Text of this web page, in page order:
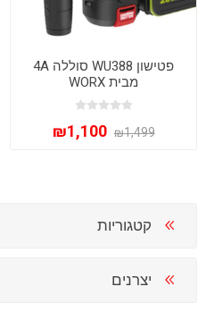
פטישון WU388 סוללה 4A
מבית WORX
₪1,499
₪1,100
קטגוריות
יצרנים